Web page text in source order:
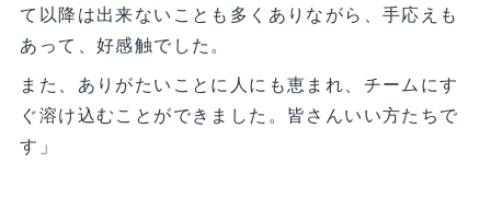
て以降は出来ないことも多くありながら、手応えも
あって、好感触でした。
また、ありがたいことに人にも恵まれ、チームにす
ぐ溶け込むことができました。皆さんいい方たちで
す」